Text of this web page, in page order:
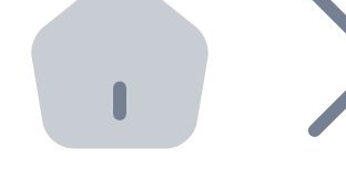
Integra un ATM Bitnovo en tu
Bitnovo API
Integra nuestra API en tu ecosistema.